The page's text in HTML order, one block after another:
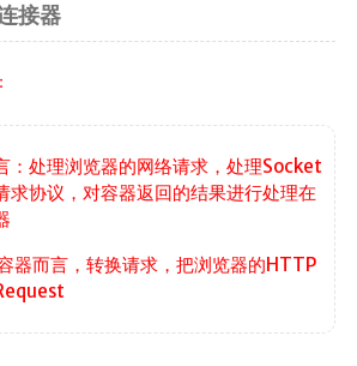
接器
：处理浏览器的网络请求，处理Socket
求协议，对容器返回的结果进行处理在
器而言，转换请求，把浏览器的HTTP